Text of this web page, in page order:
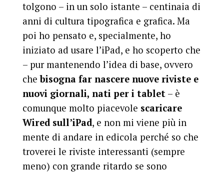
tolgono – in un solo istante – centinaia di
anni di cultura tipografica e grafica. Ma
poi ho pensato e, specialmente, ho
iniziato ad usare l’iPad, e ho scoperto che
– pur mantenendo l’idea di base, ovvero
chebisogna far nascere nuove riviste e
nuovi giornali, nati per i tablet– è
comunque molto piacevole scaricare
Wired sull’iPad, e non mi viene più in
mente di andare in edicola perché so che
troverei le riviste interessanti (sempre
meno) con grande ritardo se sono